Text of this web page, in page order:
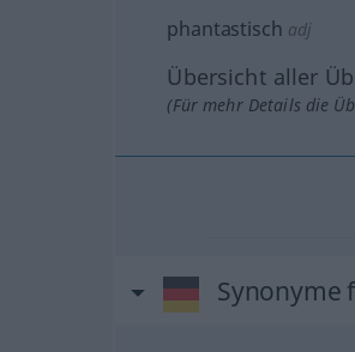
phantastisch adj
Übersicht aller
(Für mehr Details die
Synonyme